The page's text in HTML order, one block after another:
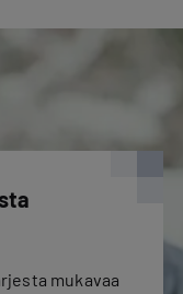
mukavaa